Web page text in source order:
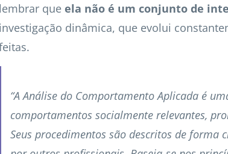
lembrar que ela não é um conjunto de
investigação dinâmica, que evolui
“A Análise do Comportamento Aplicada é
comportamentos socialmente relevantes,
Seus procedimentos são descritos de